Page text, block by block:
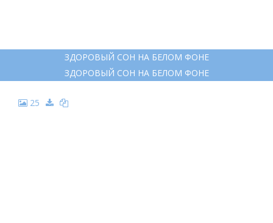
ЗДОРОВЫЙ СОН НА БЕЛОМ ФОНЕ
ЗДОРОВЫЙ СОН НА БЕЛОМ ФОНЕ
25